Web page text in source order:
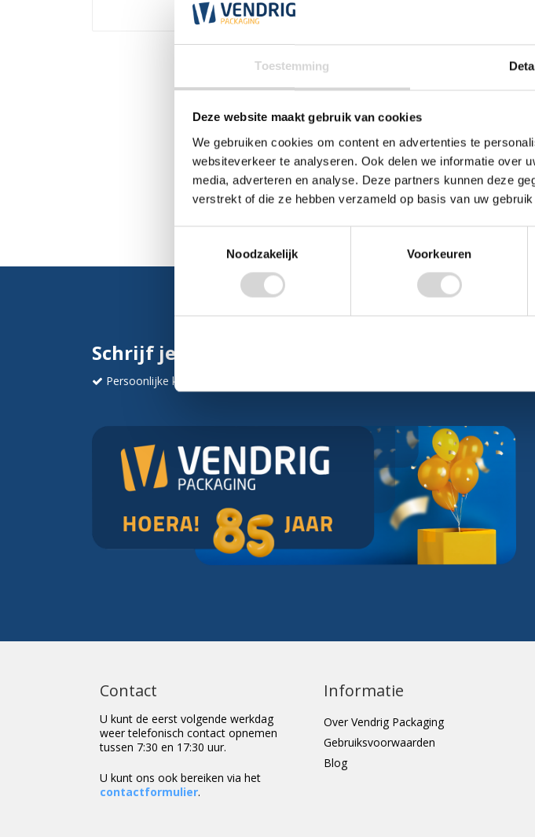
Toestemming
Deze website maakt gebruik van cookies
We gebruiken cookies om content en advertenties te
websiteverkeer te analyseren. Ook delen we informatie over
media, adverteren en analyse. Deze partners kunnen deze
verstrekt of die ze hebben verzameld op basis van uw
Noodzakelijk
Voorkeuren
Schrijf je in en ontvang direct 5% korting
Persoonlijke korting
Contact
U kunt de eerst volgende werkdag
weer telefonisch contact opnemen
tussen 7:30 en 17:30 uur.
U kunt ons ook bereiken via het
contactformulier.
Informatie
Over Vendrig Packaging
Gebruiksvoorwaarden
Blog